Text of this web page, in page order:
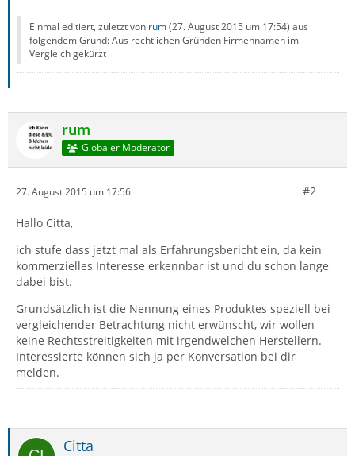
Einmal editiert, zuletzt von rum(27. August 2015 um 17:54) aus
folgendem Grund: Aus rechtlichen Gründen Firmennamen im
Vergleich gekürzt
rum
Globaler Moderator
27. August 2015 um 17:56 #2
Hallo Citta,
ich stufe dass jetzt mal als Erfahrungsbericht ein, da kein
kommerzielles Interesse erkennbar ist und du schon lange
dabei bist.
Grundsätzlich ist die Nennung eines Produktes speziell bei
vergleichender Betrachtung nicht erwünscht, wir wollen
keine Rechtsstreitigkeiten mit irgendwelchen Herstellern.
Interessierte können sich ja per Konversation bei dir
melden.
Citta